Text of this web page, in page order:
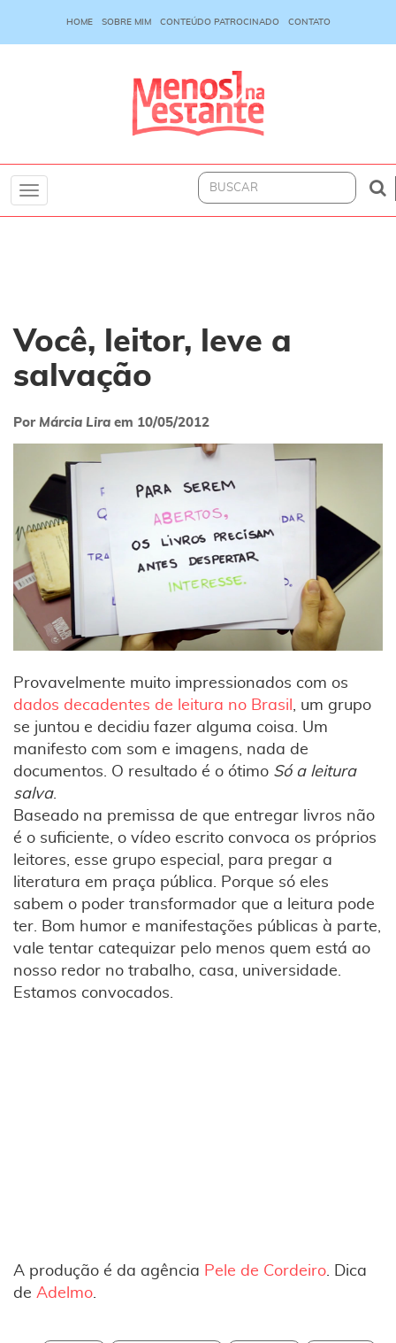
HOME SOBRE MIM CONTEÚDO PATROCINADO CONTATO
Toggle
Você, leitor, leve a
salvação
Por Márcia Lira em 10/05/2012
Provavelmente muito impressionados com os
dados decadentes de leitura no Brasil , um grupo
se juntou e decidiu fazer alguma coisa. Um
manifesto com som e imagens, nada de
documentos. O resultado é o ótimo Só a leitura
salva.
Baseado na premissa de que entregar livros não
é o suficiente, o vídeo escrito convoca os próprios
leitores, esse grupo especial, para pregar a
literatura em praça pública. Porque só eles
sabem o poder transformador que a leitura pode
ter. Bom humor e manifestações públicas à parte,
vale tentar catequizar pelo menos quem está ao
nosso redor no trabalho, casa, universidade.
Estamos convocados.
A produção é da agência Pele de Cordeiro. Dica
de Adelmo.